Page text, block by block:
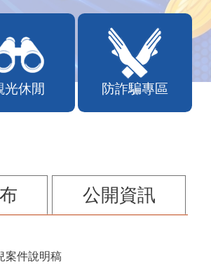
光休閒 防詐騙專區
公開資訊
案件說明稿